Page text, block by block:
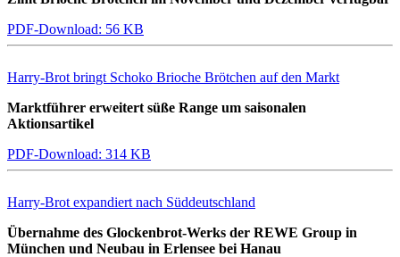
PDF-Download: 56 KB
Harry-Brot bringt Schoko Brioche Brötchen auf den Markt
Marktführer erweitert süße Range um saisonalen
Aktionsartikel
PDF-Download: 314 KB
Harry-Brot expandiert nach Süddeutschland
Übernahme des Glockenbrot-Werks der REWE Group in
München und Neubau in Erlensee bei Hanau